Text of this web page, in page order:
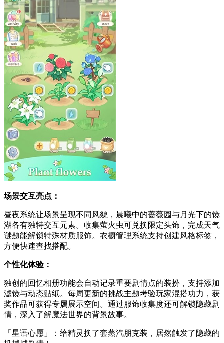
场景交互亮点：
昼夜系统让场景呈现不同风貌，晨曦中的蔷薇园与月光下的镜
湖各有独特交互元素。收集萤火虫可兑换限定头饰，完成天气
谜题能解锁特殊材质服饰。衣橱管理系统支持创建风格标签，
方便快速查找搭配。
个性化体验：
独创的回忆相册功能会自动记录重要剧情点的装扮，支持添加
滤镜与动态贴纸。每周更新的挑战主题考验玩家混搭功力，获
奖作品可获得专属展示空间。通过服饰收集度还可解锁隐藏剧
情，深入了解魔法世界的背景故事。
「星语心愿」：给精灵换了套蒸汽朋克装，居然触发了隐藏的